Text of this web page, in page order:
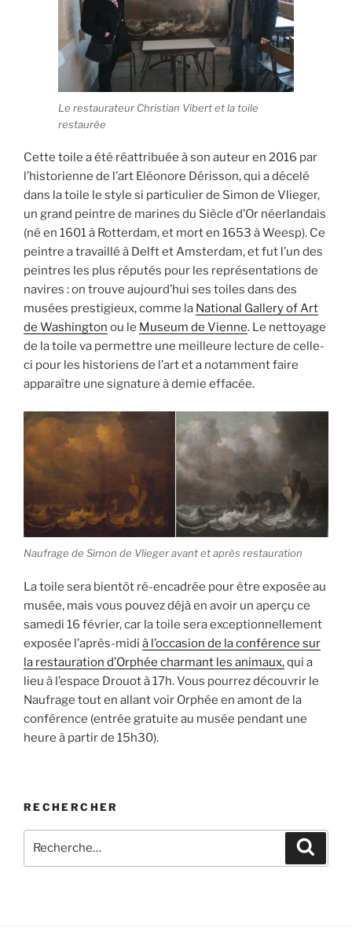
Le restaurateur Christian Vibert et la toile
restaurée
Cette toile a été réattribuée à son auteur en 2016 par
l’historienne de l’art Eléonore Dérisson, qui a décelé
dans la toile le style si particulier de Simon de Vlieger,
un grand peintre de marines du Siècle d’Or néerlandais
(né en 1601 à Rotterdam, et mort en 1653 à Weesp). Ce
peintre a travaillé à Delft et Amsterdam, et fut l’un des
peintres les plus réputés pour les représentations de
navires : on trouve aujourd’hui ses toiles dans des
musées prestigieux, comme la National Gallery of Art
de Washington ou le Museum de Vienne. Le nettoyage
de la toile va permettre une meilleure lecture de celle-
ci pour les historiens de l’art et a notamment faire
apparaître une signature à demie effacée.
Naufrage de Simon de Vlieger avant et après restauration
La toile sera bientôt ré-encadrée pour être exposée au
musée, mais vous pouvez déjà en avoir un aperçu ce
samedi 16 février, car la toile sera exceptionnellement
exposée l’après-midi à l’occasion de la conférence sur
la restauration d’Orphée charmant les animaux,qui a
lieu à l’espace Drouot à 17h. Vous pourrez découvrir le
Naufrage tout en allant voir Orphée en amont de la
conférence (entrée gratuite au musée pendant une
heure à partir de 15h30).
RECHERCHER
pour